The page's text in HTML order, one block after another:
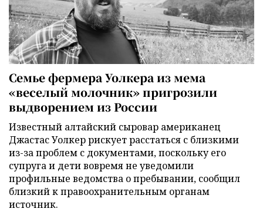
Семье фермера Уолкера из мема
«веселый молочник» пригрозили
выдворением из России
Известный алтайский сыровар американец
Джастас Уолкер рискует расстаться с близкими
из-за проблем с документами, поскольку его
супруга и дети вовремя не уведомили
профильные ведомства о пребывании, сообщил
близкий к правоохранительным органам
источник.